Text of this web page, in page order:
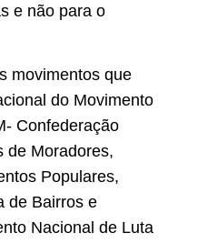
e não para o
movimentos que
do Movimento
Confederação
de Moradores,
Populares,
de Bairros e
Nacional de Luta